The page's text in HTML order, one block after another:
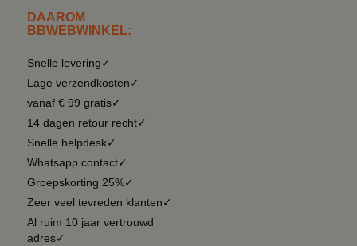
DAAROM
BBWEBWINKEL:
Snelle levering✓
Lage verzendkosten✓
vanaf € 99 gratis✓
14 dagen retour recht✓
Snelle helpdesk✓
Whatsapp contact✓
Groepskorting 25%✓
Zeer veel tevreden klanten✓
Al ruim 10 jaar vertrouwd
adres✓